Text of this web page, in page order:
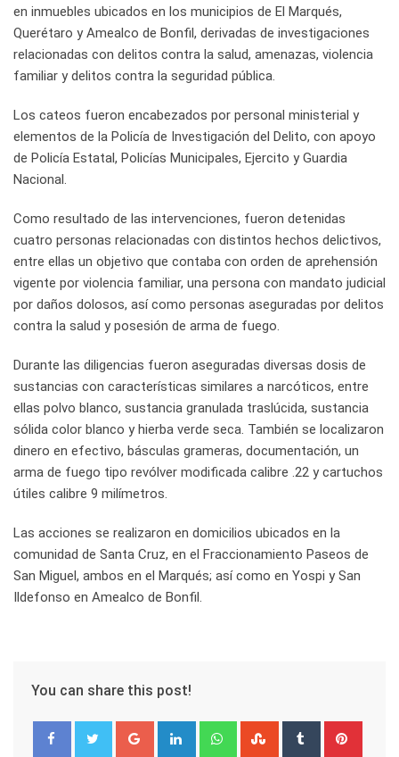
en inmuebles ubicados en los municipios de El Marqués,
Querétaro y Amealco de Bonfil, derivadas de investigaciones
relacionadas con delitos contra la salud, amenazas, violencia
familiar y delitos contra la seguridad pública.
Los cateos fueron encabezados por personal ministerial y
elementos de la Policía de Investigación del Delito, con apoyo
de Policía Estatal, Policías Municipales, Ejercito y Guardia
Nacional.
Como resultado de las intervenciones, fueron detenidas
cuatro personas relacionadas con distintos hechos delictivos,
entre ellas un objetivo que contaba con orden de aprehensión
vigente por violencia familiar, una persona con mandato judicial
por daños dolosos, así como personas aseguradas por delitos
contra la salud y posesión de arma de fuego.
Durante las diligencias fueron aseguradas diversas dosis de
sustancias con características similares a narcóticos, entre
ellas polvo blanco, sustancia granulada traslúcida, sustancia
sólida color blanco y hierba verde seca. También se localizaron
dinero en efectivo, básculas grameras, documentación, un
arma de fuego tipo revólver modificada calibre .22 y cartuchos
útiles calibre 9 milímetros.
Las acciones se realizaron en domicilios ubicados en la
comunidad de Santa Cruz, en el Fraccionamiento Paseos de
San Miguel, ambos en el Marqués; así como en Yospi y San
Ildefonso en Amealco de Bonfil.
You can share this post!
Google+ LinkedIn WhatsappStumbleUpon
Tumblr